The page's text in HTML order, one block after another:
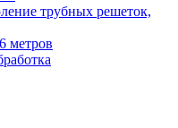
трубных решеток,
метров